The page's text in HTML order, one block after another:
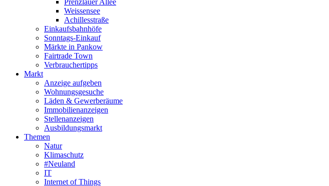
Prenzlauer Allee
Weissensee
Achillesstraße
Einkaufsbahnhöfe
Sonntags-Einkauf
Märkte in Pankow
Fairtrade Town
Verbrauchertipps
Markt
Anzeige aufgeben
Wohnungsgesuche
Läden & Gewerberäume
Immobilienanzeigen
Stellenanzeigen
Ausbildungsmarkt
Themen
Natur
Klimaschutz
#Neuland
IT
Internet of Things